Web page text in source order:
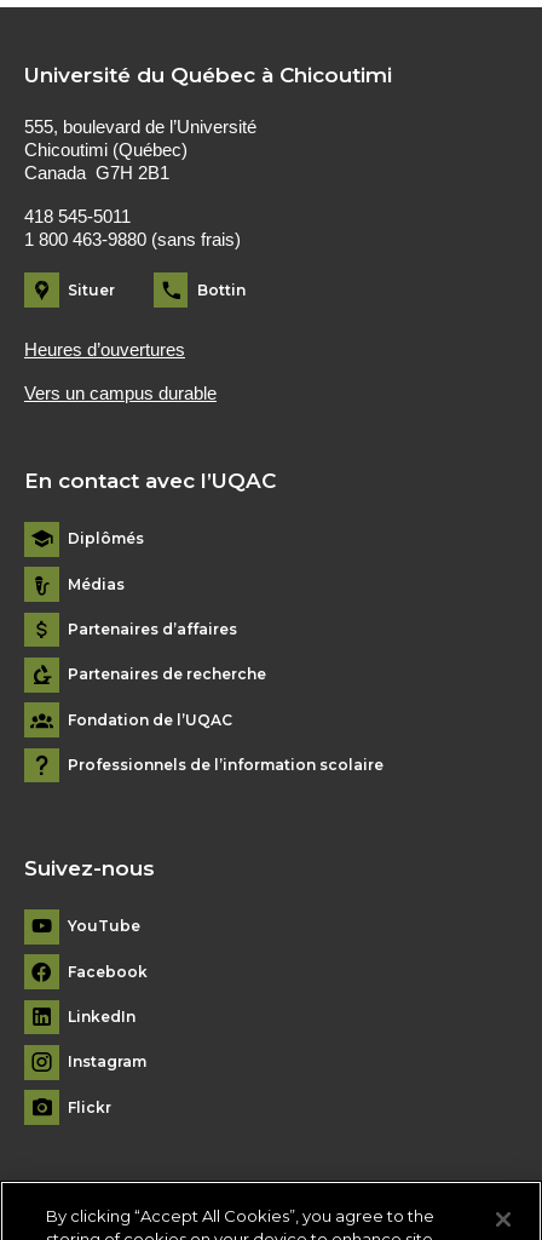
Université du Québec à Chicoutimi
555, boulevard de l’Université
Chicoutimi (Québec)
Canada G7H 2B1
418 545-5011
1 800 463-9880 (sans frais)
Situer Bottin
Heures d’ouvertures
Vers un campus durable
En contact avec l’UQAC
Diplômés
Médias
Partenaires d’affaires
Partenaires de recherche
Fondation de l’UQAC
Professionnels de l’information scolaire
Suivez-nous
YouTube
Facebook
LinkedIn
Instagram
Flickr
By clicking “Accept All Cookies”, you agree to the